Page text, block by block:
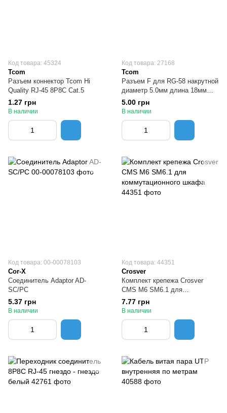
Код товара: 45324
Tcom
Разъем коннектор Tcom Hi
Quality RJ-45 8P8C Cat.5
1.27 грн
В наличии
Код товара: 27168
Tcom
Разъем F для RG-58 накрутной
диаметр 5.0мм длина 18мм
цинк
5.00 грн
В наличии
Код товара: 00-00078103
Cor-X
Соединитель Adaptor AD-
SC/PC
5.37 грн
В наличии
Код товара: 44351
Crosver
Комплект крепежа Crosver
CMS M6 SM6.1 для
коммутационного шкафа
7.77 грн
В наличии